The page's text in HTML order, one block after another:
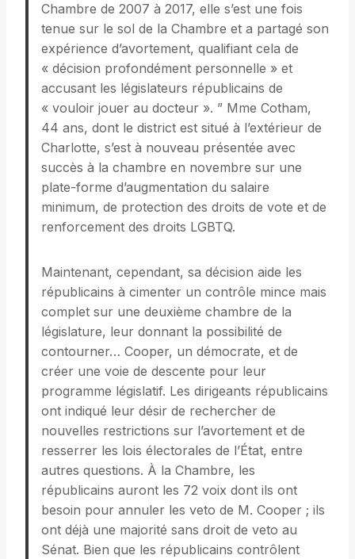
Chambre de 2007 à 2017, elle s’est une fois
tenue sur le sol de la Chambre et a partagé son
expérience d’avortement, qualifiant cela de
« décision profondément personnelle » et
accusant les législateurs républicains de
« vouloir jouer au docteur ». ” Mme Cotham,
44 ans, dont le district est situé à l’extérieur de
Charlotte, s’est à nouveau présentée avec
succès à la chambre en novembre sur une
plate-forme d’augmentation du salaire
minimum, de protection des droits de vote et de
renforcement des droits LGBTQ.
Maintenant, cependant, sa décision aide les
républicains à cimenter un contrôle mince mais
complet sur une deuxième chambre de la
législature, leur donnant la possibilité de
contourner… Cooper, un démocrate, et de
créer une voie de descente pour leur
programme législatif. Les dirigeants républicains
ont indiqué leur désir de rechercher de
nouvelles restrictions sur l’avortement et de
resserrer les lois électorales de l’État, entre
autres questions. À la Chambre, les
républicains auront les 72 voix dont ils ont
besoin pour annuler les veto de M. Cooper ; ils
ont déjà une majorité sans droit de veto au
Sénat. Bien que les républicains contrôlent